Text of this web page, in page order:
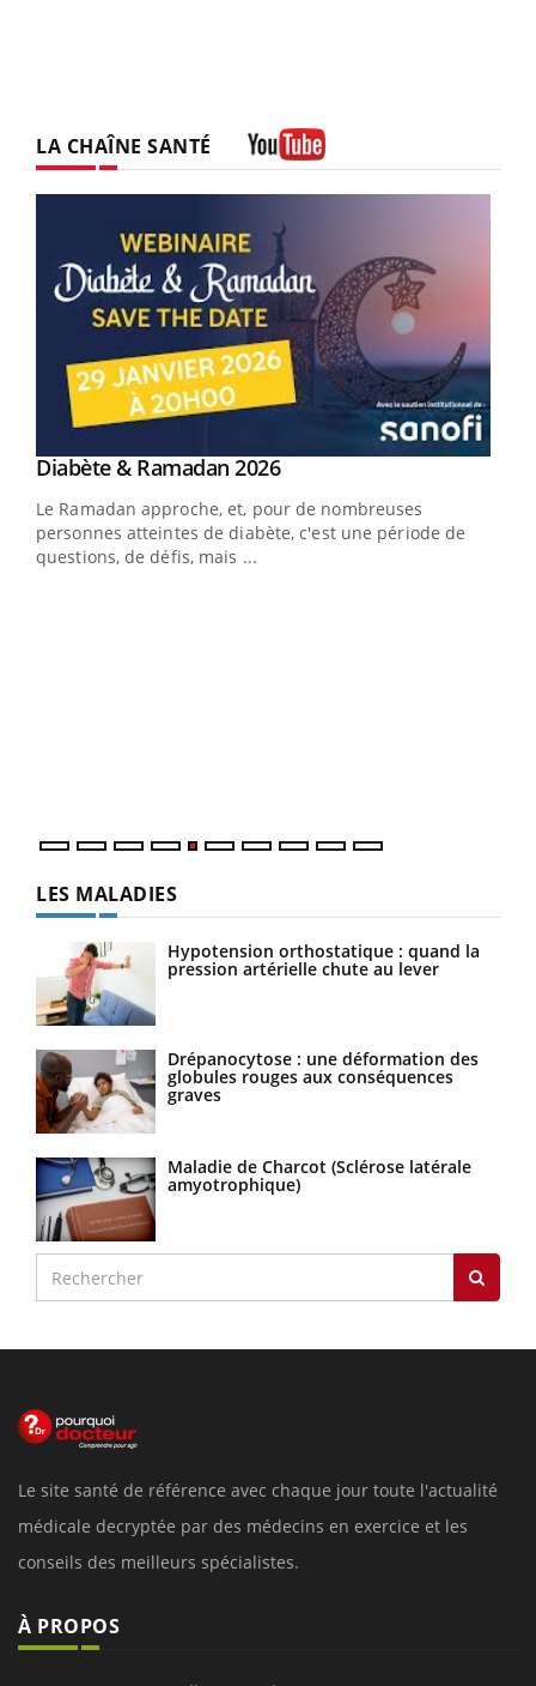
LA CHAÎNE SANTÉ
Youtube
Diabète & Ramadan 2026Youtube
Le Ramadan approche, et, pour de nombreuses
personnes atteintes de diabète, c'est une période de
questions, de défis, mais ...
LES MALADIES
Hypotension orthostatique : quand la
pression artérielle chute au lever
Drépanocytose : une déformation des
globules rouges aux conséquences
graves
Maladie de Charcot (Sclérose latérale
amyotrophique)
Le site santé de référence avec chaque jour toute l'actualité
médicale decryptée par des médecins en exercice et les
conseils des meilleurs spécialistes.
À PROPOS